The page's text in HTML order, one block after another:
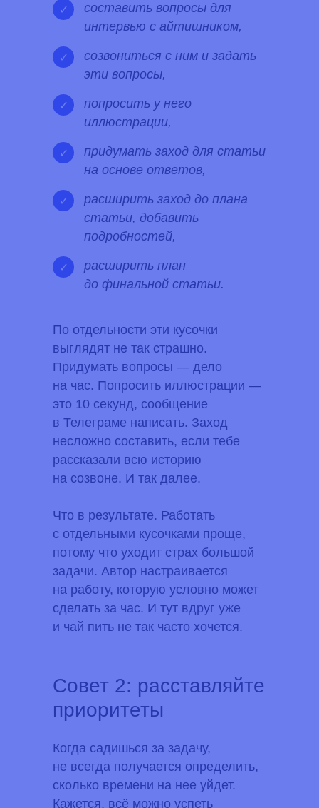
✓
составить вопросы для
интервью с айтишником,
✓
созвониться с ним и задать
эти вопросы,
✓
попросить у него
иллюстрации,
✓
придумать заход для статьи
на основе ответов,
✓
расширить заход до плана
статьи, добавить
подробностей,
✓
расширить план
до финальной статьи.
По отдельности эти кусочки
выглядят не так страшно.
Придумать вопросы — дело
на час. Попросить иллюстрации —
это 10 секунд, сообщение
в Телеграме написать. Заход
несложно составить, если тебе
рассказали всю историю
на созвоне. И так далее.
Что в результате. Работать
с отдельными кусочками проще,
потому что уходит страх большой
задачи. Автор настраивается
на работу, которую условно может
сделать за час. И тут вдруг уже
и чай пить не так часто хочется.
Совет 2: расставляйте
приоритеты
Когда садишься за задачу,
не всегда получается определить,
сколько времени на нее уйдет.
Кажется, всё можно успеть